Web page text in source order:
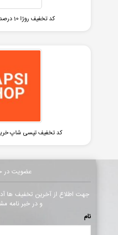
کد تخفیف روژا 10 درصدی برای تمام کاربران
کد تخفیف تپسی شاپ خرید اول 200
عضویت در
جهت اطلاع از آخرین تخفیف ها
و در خبر نامه
نام